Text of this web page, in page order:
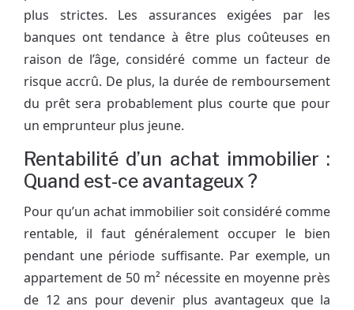
plus strictes. Les assurances exigées par les
banques ont tendance à être plus coûteuses en
raison de l’âge, considéré comme un facteur de
risque accrû. De plus, la durée de remboursement
du prêt sera probablement plus courte que pour
un emprunteur plus jeune.
Rentabilité d’un achat immobilier :
Quand est-ce avantageux ?
Pour qu’un achat immobilier soit considéré comme
rentable, il faut généralement occuper le bien
pendant une période suffisante. Par exemple, un
appartement de 50 m² nécessite en moyenne près
de 12 ans pour devenir plus avantageux que la